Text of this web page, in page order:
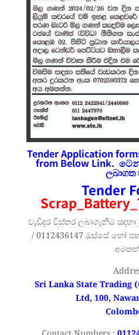
Tender Application
from Below Link.
ලබාගත
Tender
වැඩිදුර විස්තර ලබාගැනීම
/ 0112436147 ඔස්සේ හෝ
Sri Lanka State Trading
Ltd, 100,
Contact Numbers :